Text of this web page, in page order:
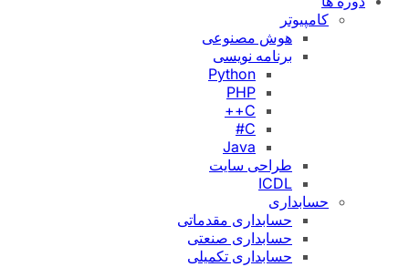
کامپیوتر
هوش مصنوعی
برنامه نویسی
Python
PHP
C++
C#
Java
طراحی سایت
ICDL
حسابداری
حسابداری مقدماتی
حسابداری صنعتی
حسابداری تکمیلی